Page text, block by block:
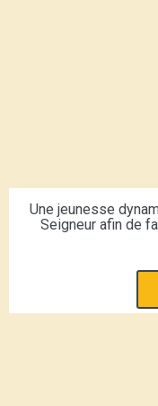
Une jeunesse
Seigneur afin de